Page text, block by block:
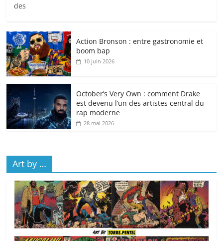
des
Action Bronson : entre gastronomie et
boom bap
10 juin 2026
October’s Very Own : comment Drake
est devenu l’un des artistes central du
rap moderne
28 mai 2026
Art by …